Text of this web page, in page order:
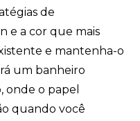
de
e a cor que mais
e mantenha-o
um banheiro
onde o papel
quando você